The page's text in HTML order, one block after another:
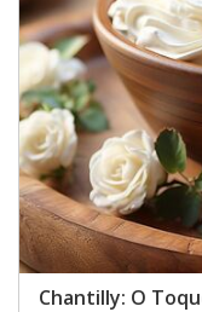
Chantilly: O